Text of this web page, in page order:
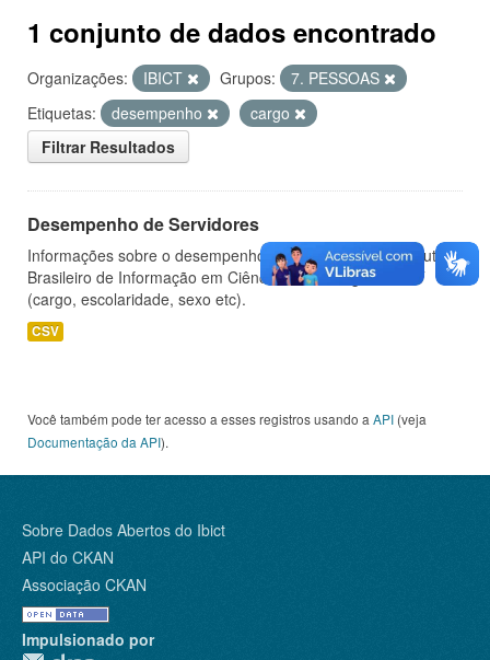
1 conjunto de dados encontrado
Organizações: IBICT Grupos:
7. PESSOAS
Etiquetas:
desempenho
cargo
Filtrar Resultados
Desempenho de Servidores
Informações sobre o desempenho de servidores do Instituto
Brasileiro de Informação em Ciência e Tecnologia - IBICT
(cargo, escolaridade, sexo etc).
CSV
Você também pode ter acesso a esses registros usando a API (veja
Documentação da API).
Sobre Dados Abertos do Ibict
API do CKAN
Associação CKAN
Impulsionado por